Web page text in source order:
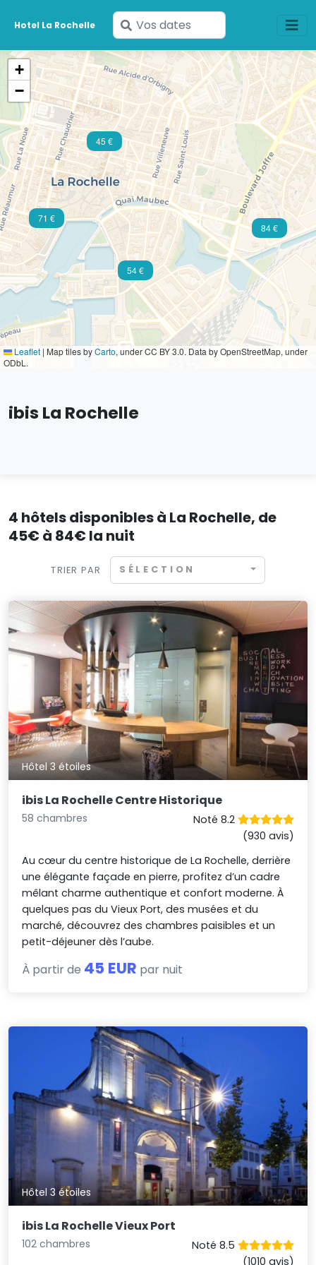
Hotel La Rochelle
Saisissez
vos
dates
45 €
54 €
71 €
84 €
+
−
Leaflet | Map tiles byCarto, under CC BY 3.0. Data by OpenStreetMap, under
ODbL.
ibis La Rochelle
4 hôtels disponibles à La Rochelle, de
45€ à 84€ la nuit
TRIER PAR SÉLECTION
Hôtel 3 étoiles
ibis La Rochelle Centre Historique
58 chambres
Noté 8.2
(930 avis)
Au cœur du centre historique de La Rochelle, derrière
une élégante façade en pierre, profitez d’un cadre
mêlant charme authentique et confort moderne. À
quelques pas du Vieux Port, des musées et du
marché, découvrez des chambres paisibles et un
petit-déjeuner dès l’aube.
À partir de 45 EUR par nuit
Hôtel 3 étoiles
ibis La Rochelle Vieux Port
102 chambres
Noté 8.5
(1010 avis)